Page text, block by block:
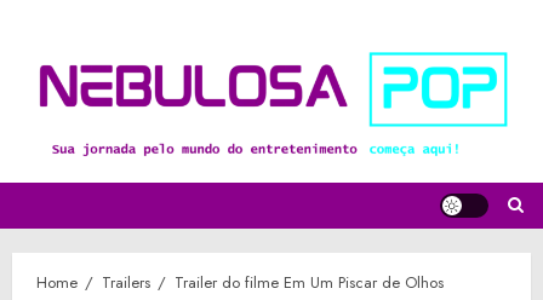
content
Home Trailers Trailer do filme Em Um Piscar de Olhos